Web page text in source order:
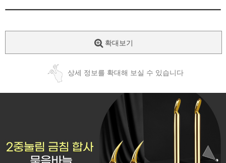
확대보기
상세 정보를 확대해 보실 수 있습니다